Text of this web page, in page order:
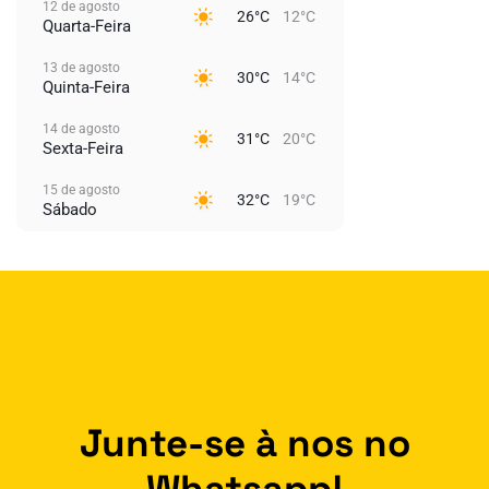
12 de agosto
Quarta-Feira 26°C 12°C
13 de agosto
Quinta-Feira 30°C 14°C
14 de agosto
Sexta-Feira 31°C 20°C
15 de agosto
Sábado 32°C 19°C
Junte-se à nos no